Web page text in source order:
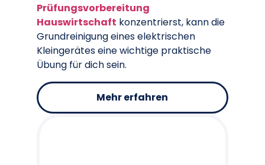
Prüfungsvorbereitung
Hauswirtschaft konzentrierst, kann die
Grundreinigung eines elektrischen
Kleingerätes eine wichtige praktische
Übung für dich sein.
Mehr erfahren